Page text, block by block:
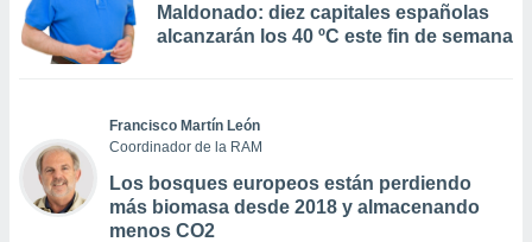
Maldonado: diez capitales españolas
alcanzarán los 40 ºC este fin de semana
Francisco Martín León
Coordinador de la RAM
Los bosques europeos están perdiendo
más biomasa desde 2018 y almacenando
menos CO2